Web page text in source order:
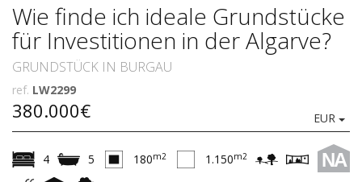
Wie finde ich ideale Grundstücke
für Investitionen in der Algarve?
GRUNDSTÜCK IN BURGAU
ref. LW2299
380.000€ EUR
NA
4 5 180m2 1.150m2